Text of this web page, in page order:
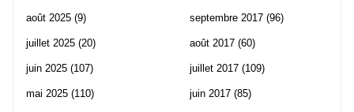
août 2025 (9)
juillet 2025 (20)
juin 2025 (107)
mai 2025 (110)
septembre 2017 (96)
août 2017 (60)
juillet 2017 (109)
juin 2017 (85)